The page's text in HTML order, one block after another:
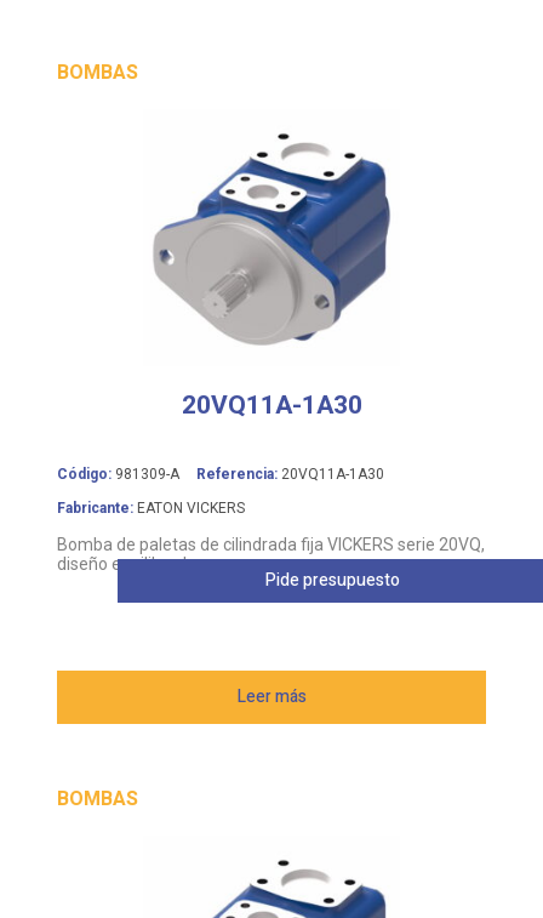
BOMBAS
20VQ11A-1A30
Código: 981309-A Referencia: 20VQ11A-1A30
Fabricante: EATON VICKERS
Bomba de paletas de cilindrada fija VICKERS serie 20VQ,
diseño equilibrado
Leer más
Pide presupuesto
BOMBAS